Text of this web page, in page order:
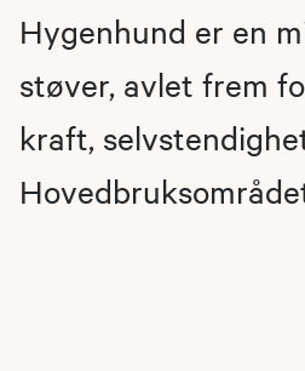
Hygenhund er en
støver, avlet frem
kraft,